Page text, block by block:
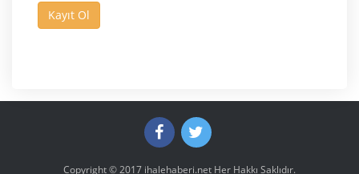
Copyright © 2017 ihalehaberi.net Her Hakkı Saklıdır.